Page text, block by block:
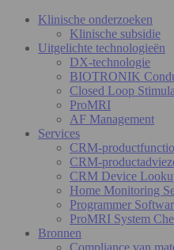
Klinische onderzoeken
Klinische subsidie
Uitgelichte technologieën
DX-technologie
BIOTRONIK
Closed Loop
ProMRI
AF Management
Services
CRM-
CRM-
CRM Device
Home Monitoring
Programmer
ProMRI System
Bronnen
Compliance van